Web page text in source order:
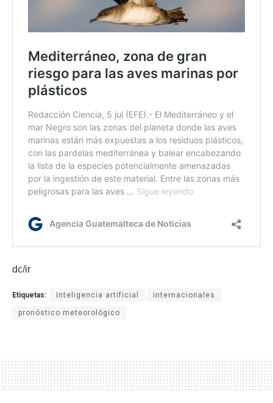
dc/ir
Etiquetas: Inteligencia artificial internacionales
pronóstico meteorológico